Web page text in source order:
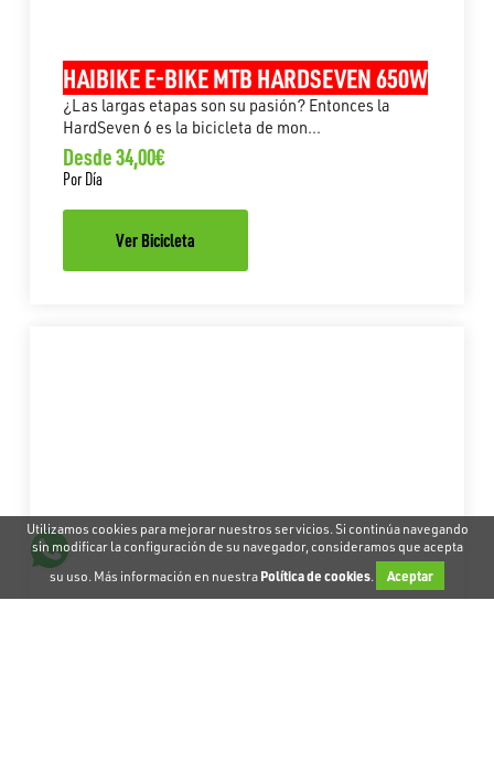
HAIBIKE E-BIKE MTB HARDSEVEN 650W
¿Las largas etapas son su pasión? Entonces la
HardSeven 6 es la bicicleta de mon...
Desde 34,00€
Por Día
Ver Bicicleta
Utilizamos cookies para mejorar nuestros servicios. Si continúa navegando
sin modificar la configuración de su navegador, consideramos que acepta
su uso. Más información en nuestraPolítica de cookies. Aceptar